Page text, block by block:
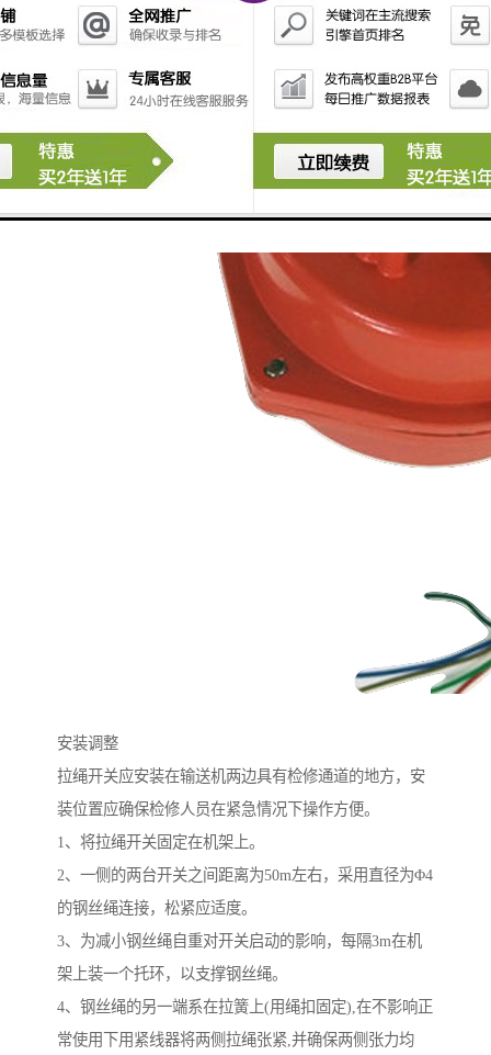
安装调整
拉绳开关应安装在输送机两边具有检修通道的地方，安
装位置应确保检修人员在紧急情况下操作方便。
1、将拉绳开关固定在机架上。
2、一侧的两台开关之间距离为50m左右，采用直径为Φ4
的钢丝绳连接，松紧应适度。
3、为减小钢丝绳自重对开关启动的影响，每隔3m在机
架上装一个托环，以支撑钢丝绳。
4、钢丝绳的另一端系在拉簧上(用绳扣固定),在不影响正
常使用下用紧线器将两侧拉绳张紧,并确保两侧张力均